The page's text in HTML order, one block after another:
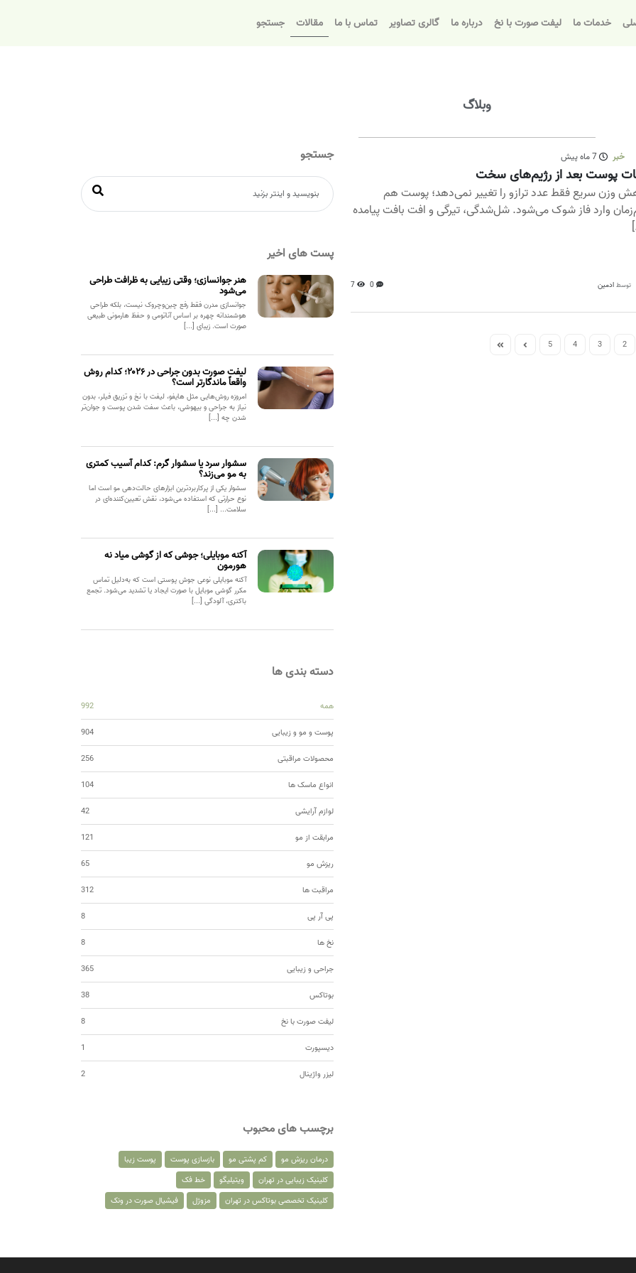
خدمات ما لیفت صورت با نخ درباره ما گالری تصاویر تماس با ما مقالات جستجو
وبلاگ
خبر 7 ماه پیش
پوست بعد از رژیم‌های سخت
وزن سریع فقط عدد ترازو را تغییر نمی‌دهد؛ پوست هم
وارد فاز شوک می‌شود. شل‌شدگی، تیرگی و افت بافت پیامده
توسطادمین 0
7
2
3
4
5
جستجو
پست های اخیر
هنر جوانسازی؛ وقتی زیبایی به ظرافت طراحی
می‌شود
جوانسازی مدرن فقط رفع چین‌وچروک نیست، بلکه طراحی
هوشمندانه چهره بر اساس آناتومی و حفظ هارمونی طبیعی
صورت است. زیبای [...]
لیفت صورت بدون جراحی در ۲۰۲۶؛ کدام روش
واقعاً ماندگارتر است؟
امروزه روش‌هایی مثل هایفو، لیفت با نخ و تزریق فیلر، بدون
نیاز به جراحی و بیهوشی، باعث سفت شدن پوست و جوان‌تر
شدن چه [...]
سشوار سرد یا سشوار گرم: کدام آسیب کمتری
به مو می‌زند؟
سشوار یکی از پرکاربردترین ابزارهای حالت‌دهی مو است اما
نوع حرارتی که استفاده می‌شود، نقش تعیین‌کننده‌ای در
سلامت... [...]
آکنه موبایلی؛ جوشی که از گوشی میاد نه
هورمون
آکنه موبایلی نوعی جوش پوستی است که به‌دلیل تماس
مکرر گوشی موبایل با صورت ایجاد یا تشدید می‌شود. تجمع
باکتری، آلودگی [...]
دسته بندی ها
همه 992
پوست و مو و زیبایی 904
محصولات مراقبتی 256
انواع ماسک ها 104
لوازم آرایشی 42
مرابقت از مو 121
ریزش مو 65
مراقبت ها 312
پی آر پی 8
نخ ها 8
جراحی و زیبایی 365
بوتاکس 38
لیفت صورت با نخ 8
دیسپورت 1
لیزر واژینال 2
برچسب های محبوب
درمان ریزش مو کم پشتی مو بازسازی پوست
پوست زیبا
کلینیک زیبایی در تهران
ویتیلیگو
خط فک
کلینیک تخصصی بوتاکس در تهران
مزوژل فیشیال صورت در ونک